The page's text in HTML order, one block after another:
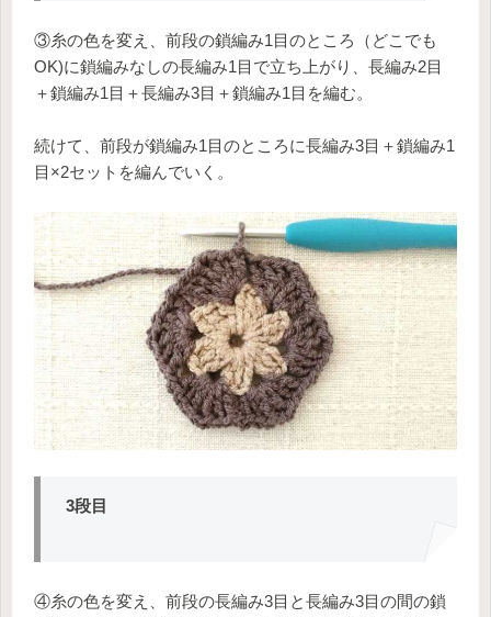
③糸の色を変え、前段の鎖編み1目のところ（どこでも
OK)に鎖編みなしの長編み1目で立ち上がり、長編み2目
＋鎖編み1目＋長編み3目＋鎖編み1目を編む。
続けて、前段が鎖編み1目のところに長編み3目＋鎖編み1
目×2セットを編んでいく。
3段目
④糸の色を変え、前段の長編み3目と長編み3目の間の鎖